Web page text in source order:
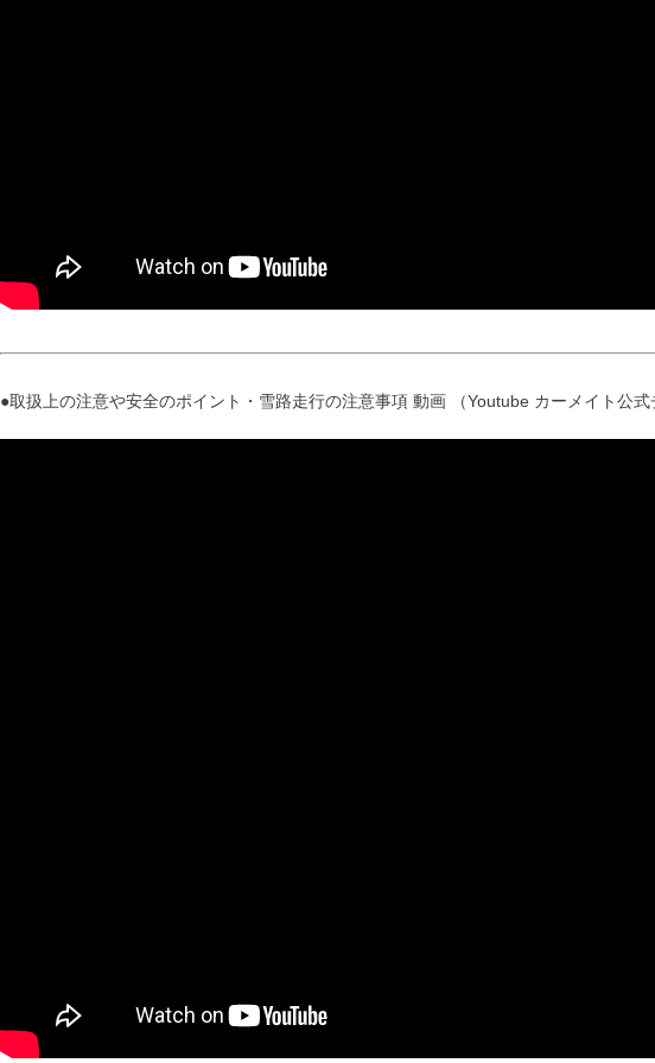
●取扱上の注意や安全のポイント・雪路走行の注意事項 動画 （Youtube カーメイト公式